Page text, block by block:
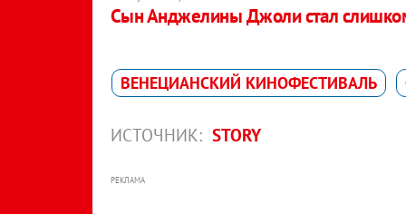
Сын Анджелины Джоли стал
ВЕНЕЦИАНСКИЙ КИНОФЕСТИВАЛЬ
ИСТОЧНИК: STORY
РЕКЛАМА